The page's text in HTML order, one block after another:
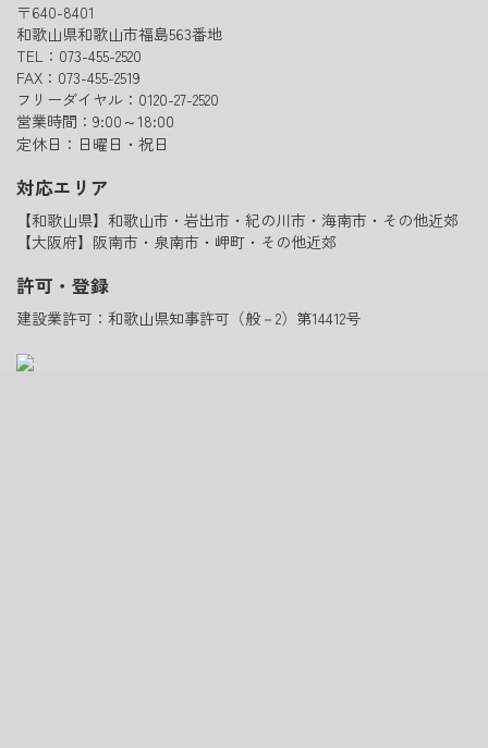
〒640-8401
和歌山県和歌山市福島563番地
TEL：073-455-2520
FAX：073-455-2519
フリーダイヤル：0120-27-2520
営業時間：9:00～18:00
定休日：日曜日・祝日
対応エリア
【和歌山県】和歌山市・岩出市・紀の川市・海南市・その他近郊
【大阪府】阪南市・泉南市・岬町・その他近郊
許可・登録
建設業許可：和歌山県知事許可（般－2）第14412号